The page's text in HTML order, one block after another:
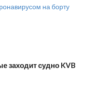
на борту
заходит судно KVB